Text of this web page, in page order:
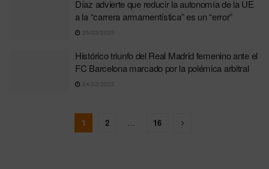
Díaz advierte que reducir la autonomía de la UE
a la “carrera armamentística” es un “error”
25/03/2025
Histórico triunfo del Real Madrid femenino ante el
FC Barcelona marcado por la polémica arbitral
24/03/2025
1 2 16